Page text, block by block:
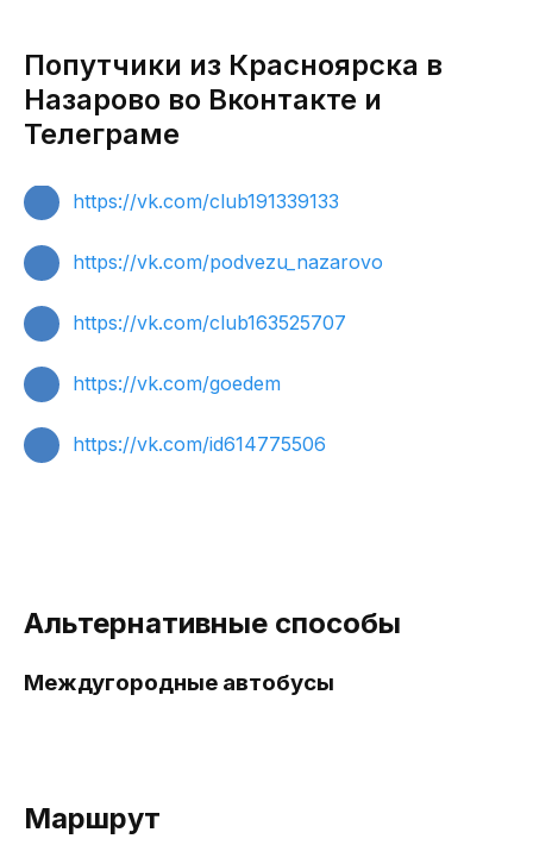
Попутчики из Красноярска в
Назарово во Вконтакте и
Телеграме
https://vk.com/club191339133
https://vk.com/podvezu_nazarovo
https://vk.com/club163525707
https://vk.com/goedem
https://vk.com/id614775506
Альтернативные способы
Междугородные автобусы
Маршрут